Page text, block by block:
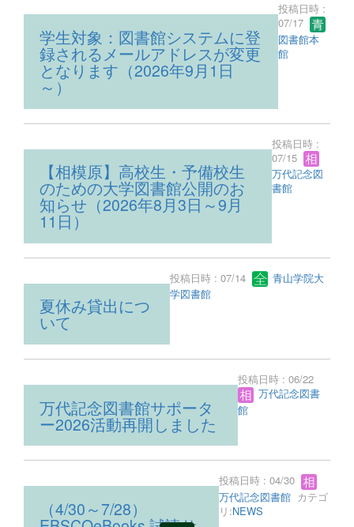
学生対象：図書館システムに登
録されるメールアドレスが変更
となります（2026年9月1日
～）
投稿日時 :
07/17
図書館本
館
【相模原】高校生・予備校生
のための大学図書館公開のお
知らせ（2026年8月3日～9月
11日）
投稿日時 :
07/15
万代記念図
書館
夏休み貸出につ
いて
投稿日時 : 07/14
青山学院大
学図書館
万代記念図書館サポータ
ー2026活動再開しました
投稿日時 : 06/22
万代記念図書
館
（4/30～7/28）
投稿日時 : 04/30
万代記念図書館カテゴ
リ:NEWS